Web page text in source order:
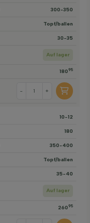
300-350
Topf/ballen
30-35
Auf lager
180 95
- +
10-12
180
350-400
Topf/ballen
35-40
Auf lager
260 95